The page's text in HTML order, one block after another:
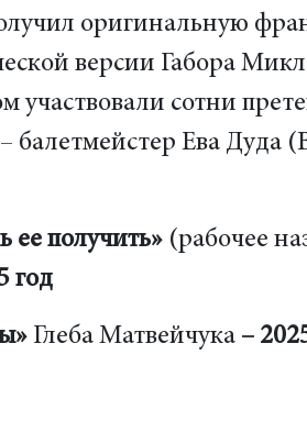
оригинальную
версии Габора
участвовали сотни
балетмейстер Ева
ее получить» (рабочее
год
Глеба Матвейчука –